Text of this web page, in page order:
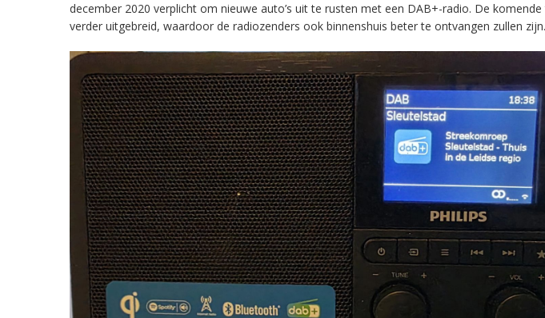
december 2020 verplicht om nieuwe auto’s uit te rusten met een DAB+-radio. De
verder uitgebreid, waardoor de radiozenders ook binnenshuis beter te ontvangen zullen zijn.